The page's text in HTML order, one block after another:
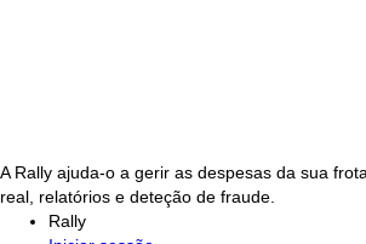
A Rally ajuda-o a gerir as despesas da sua
real, relatórios e deteção de fraude.
Rally